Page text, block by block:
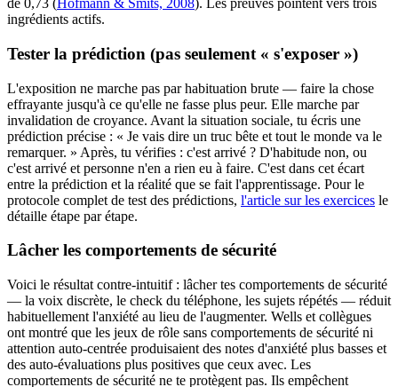
de 0,73 ( Hofmann & Smits, 2008). Les preuves pointent vers trois
ingrédients actifs.
Tester la prédiction (pas seulement « s'exposer »)
L'exposition ne marche pas par habituation brute — faire la chose
effrayante jusqu'à ce qu'elle ne fasse plus peur. Elle marche par
invalidation de croyance. Avant la situation sociale, tu écris une
prédiction précise : « Je vais dire un truc bête et tout le monde va le
remarquer. » Après, tu vérifies : c'est arrivé ? D'habitude non, ou
c'est arrivé et personne n'en a rien eu à faire. C'est dans cet écart
entre la prédiction et la réalité que se fait l'apprentissage. Pour le
protocole complet de test des prédictions, l'article sur les exercices le
détaille étape par étape.
Lâcher les comportements de sécurité
Voici le résultat contre-intuitif : lâcher tes comportements de sécurité
— la voix discrète, le check du téléphone, les sujets répétés — réduit
habituellement l'anxiété au lieu de l'augmenter. Wells et collègues
ont montré que les jeux de rôle sans comportements de sécurité ni
attention auto-centrée produisaient des notes d'anxiété plus basses et
des auto-évaluations plus positives que ceux avec. Les
comportements de sécurité ne te protègent pas. Ils empêchent